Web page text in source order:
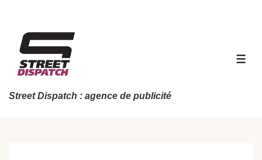
contenu
principal
Street Dispatch : agence de publicité